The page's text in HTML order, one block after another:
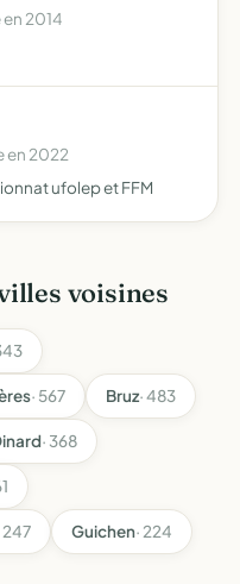
en 2014
en 2022
ufolep et FFM
voisines
· 567 Bruz· 483
· 368
247 Guichen· 224